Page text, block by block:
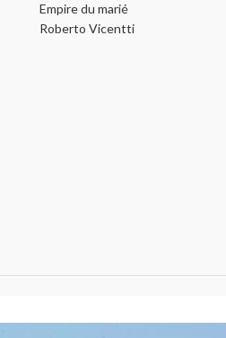
Empire du marié
Roberto Vicentti